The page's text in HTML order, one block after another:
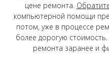
цене ремонта.
компьютерной помощи
потом, уже в процессе
более дорогую
ремонта заранее и